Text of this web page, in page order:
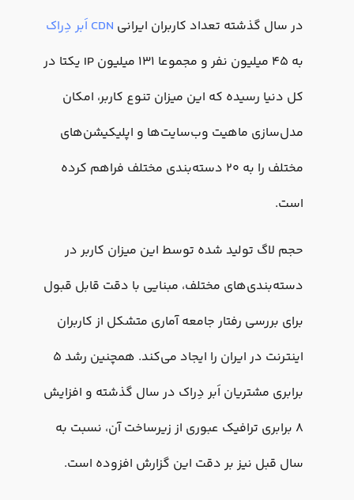
در سال گذشته تعداد کاربران ایرانی CDN اَبر دِراک
به ۴۵ میلیون نفر و مجموعا ۱۳۱ میلیون IP یکتا در
کل دنیا رسیده که این میزان تنوع کاربر، امکان
مدل‌سازی ماهیت وب‌سایت‌ها و اپلیکیشن‌های
مختلف را به ۲۰ دسته‌بندی مختلف فراهم کرده
است.
حجم لاگ تولید شده توسط این میزان کاربر در
دسته‌بندی‌های مختلف، مبنایی با دقت قابل قبول
برای بررسی رفتار جامعه آماری متشکل از کاربران
اینترنت در ایران را ایجاد می‌کند. همچنین رشد ۵
برابری مشتریان اَبر دِراک در سال گذشته و افزایش
۸ برابری ترافیک عبوری از زیرساخت آن، نسبت به
سال قبل نیز بر دقت این گزارش افزوده است.